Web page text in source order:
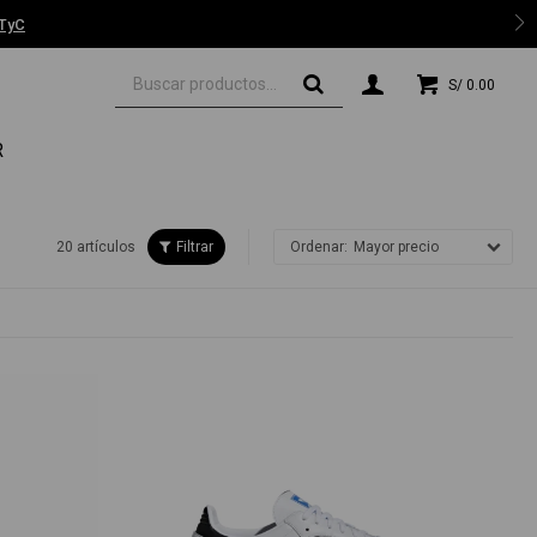
S/ 0.00
20 artículos Mayor precio